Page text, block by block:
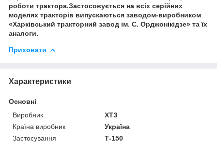
роботи трактора.Застосовується на всіх серійних
моделях тракторів випускаються заводом-виробником
«Харківський тракторний завод ім. С. Орджонікідзе» та їх
аналоги.
Приховати
Характеристики
Основні
Виробник
ХТЗ
Країна виробник
Україна
Застосування
Т-150